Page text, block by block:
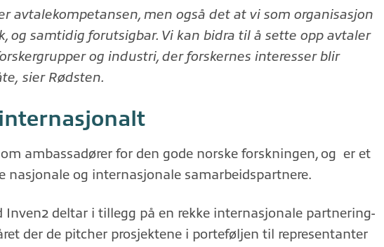
avtalekompetansen, men også det at vi som organisasjon
og samtidig forutsigbar. Vi kan bidra til å sette opp avtaler
og industri, der forskernes interesser blir
sier Rødsten.
ambassadører for den gode norske forskningen, og er et
nasjonale og internasjonale samarbeidspartnere.
Inven2 deltar i tillegg på en rekke internasjonale partnering-
der de pitcher prosjektene i porteføljen til representanter